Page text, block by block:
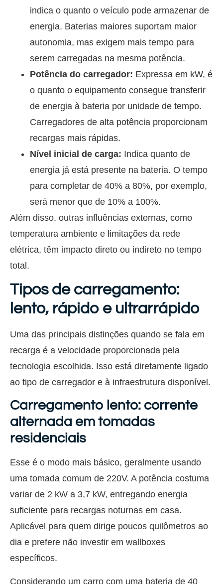
indica o quanto o veículo pode armazenar de
energia. Baterias maiores suportam maior
autonomia, mas exigem mais tempo para
serem carregadas na mesma potência.
Potência do carregador: Expressa em kW, é
o quanto o equipamento consegue transferir
de energia à bateria por unidade de tempo.
Carregadores de alta potência proporcionam
recargas mais rápidas.
Nível inicial de carga: Indica quanto de
energia já está presente na bateria. O tempo
para completar de 40% a 80%, por exemplo,
será menor que de 10% a 100%.
Além disso, outras influências externas, como
temperatura ambiente e limitações da rede
elétrica, têm impacto direto ou indireto no tempo
total.
Tipos de carregamento:
lento, rápido e ultrarrápido
Uma das principais distinções quando se fala em
recarga é a velocidade proporcionada pela
tecnologia escolhida. Isso está diretamente ligado
ao tipo de carregador e à infraestrutura disponível.
Carregamento lento: corrente
alternada em tomadas
residenciais
Esse é o modo mais básico, geralmente usando
uma tomada comum de 220V. A potência costuma
variar de 2 kW a 3,7 kW, entregando energia
suficiente para recargas noturnas em casa.
Aplicável para quem dirige poucos quilômetros ao
dia e prefere não investir em wallboxes
específicos.
Considerando um carro com uma bateria de 40